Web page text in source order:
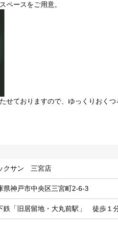
ペースをご用意。
せておりますので、ゆっくりおく
クサン 三宮店
県神戸市中央区三宮町2-6-3
鉄「旧居留地・大丸前駅」 徒歩１